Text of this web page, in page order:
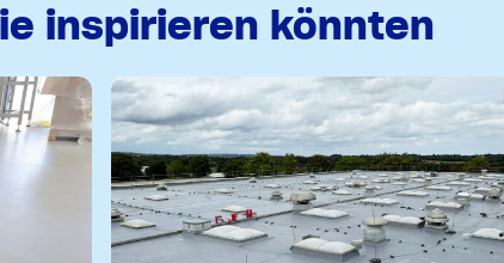
inspirieren könnten